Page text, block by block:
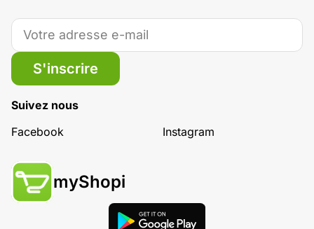
S'inscrire
Suivez nous
Facebook
Instagram
myShopi